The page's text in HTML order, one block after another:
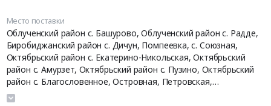
░░░░░░░░░░░░░░░
Место поставки
Облученский район с. Башурово, Облученский район с. Радде,
Биробиджанский район c. Дичун, Помпеевка, с. Союзная,
Октябрьский район с. Екатерино-Никольская, Октябрьский
район с. Амурзет, Октябрьский район с. Пузино, Октябрьский
район с. Благословенное, Островная, Петровская,
Забеловская, с. Верхнеспасское